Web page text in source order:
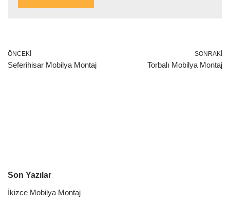
ÖNCEKI
Seferihisar Mobilya Montaj
SONRAKI
Torbalı Mobilya Montaj
Son Yazılar
İkizce Mobilya Montaj